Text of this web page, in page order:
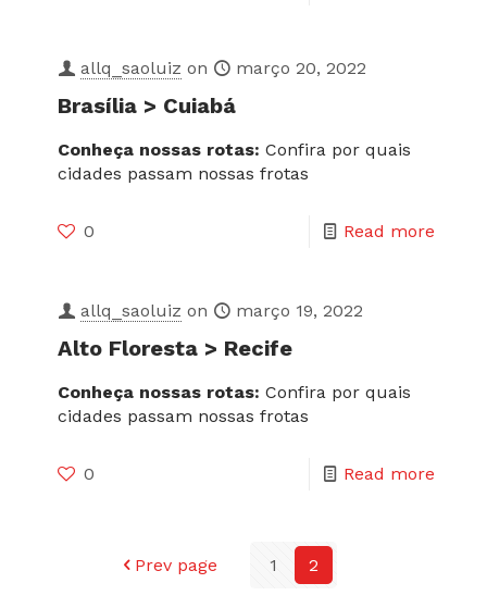
allq_saoluiz on março 20, 2022
Brasília > Cuiabá
Conheça nossas rotas: Confira por quais
cidades passam nossas frotas
0 Read more
allq_saoluiz on março 19, 2022
Alto Floresta > Recife
Conheça nossas rotas: Confira por quais
cidades passam nossas frotas
0 Read more
Prev page 1 2